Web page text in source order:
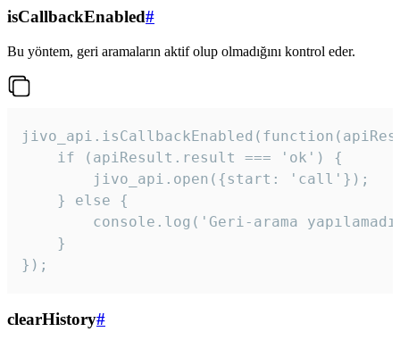
isCallbackEnabled#
Bu yöntem, geri aramaların aktif olup olmadığını kontrol eder.
    if (apiResult.result === 'ok') {
        jivo_api.open({start: 'call'});
    } else {
console.log('Geri-arama
    }
});
clearHistory#